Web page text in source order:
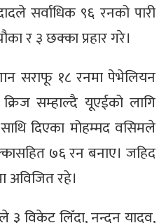
सर्वाधिक ९६ रनको पारी
र ३ छक्का प्रहार गरे।
सराफू १८ रनमा पेभेलियन
सम्हाल्दै यूएईको लागि
दिएका मोहम्मद वसिमले
७६ रन बनाए। जहिद
अविजित रहे।
विकेट लिँदा, नन्दन यादव,